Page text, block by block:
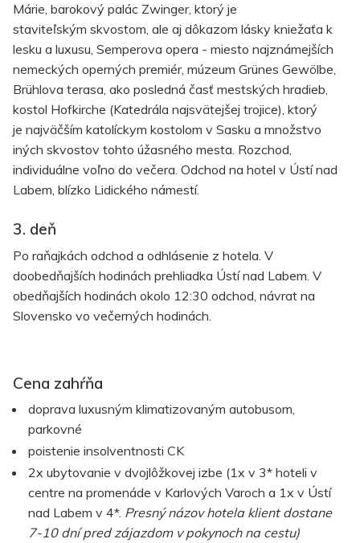
Márie, barokový palác Zwinger, ktorý je
staviteľským skvostom, ale aj dôkazom lásky kniežaťa k
lesku a luxusu, Semperova opera - miesto najznámejších
nemeckých operných premiér, múzeum Grünes Gewölbe,
Brühlova terasa, ako posledná časť mestských hradieb,
kostol Hofkirche (Katedrála najsvätejšej trojice), ktorý
je najväčším katolíckym kostolom v Sasku a množstvo
iných skvostov tohto úžasného mesta. Rozchod,
individuálne voľno do večera. Odchod na hotel v Ústí nad
Labem, blízko Lidického námestí.
3. deň
Po raňajkách odchod a odhlásenie z hotela. V
doobedňajších hodinách prehliadka Ústí nad Labem. V
obedňajších hodinách okolo 12:30 odchod, návrat na
Slovensko vo večerných hodinách.
Cena zahŕňa
doprava luxusným klimatizovaným autobusom,
parkovné
poistenie insolventnosti CK
2x ubytovanie v dvojlôžkovej izbe (1x v 3* hoteli v
centre na promenáde v Karlových Varoch a 1x v Ústí
nad Labem v 4*. Presný názov hotela klient dostane
7-10 dní pred zájazdom v pokynoch na cestu)